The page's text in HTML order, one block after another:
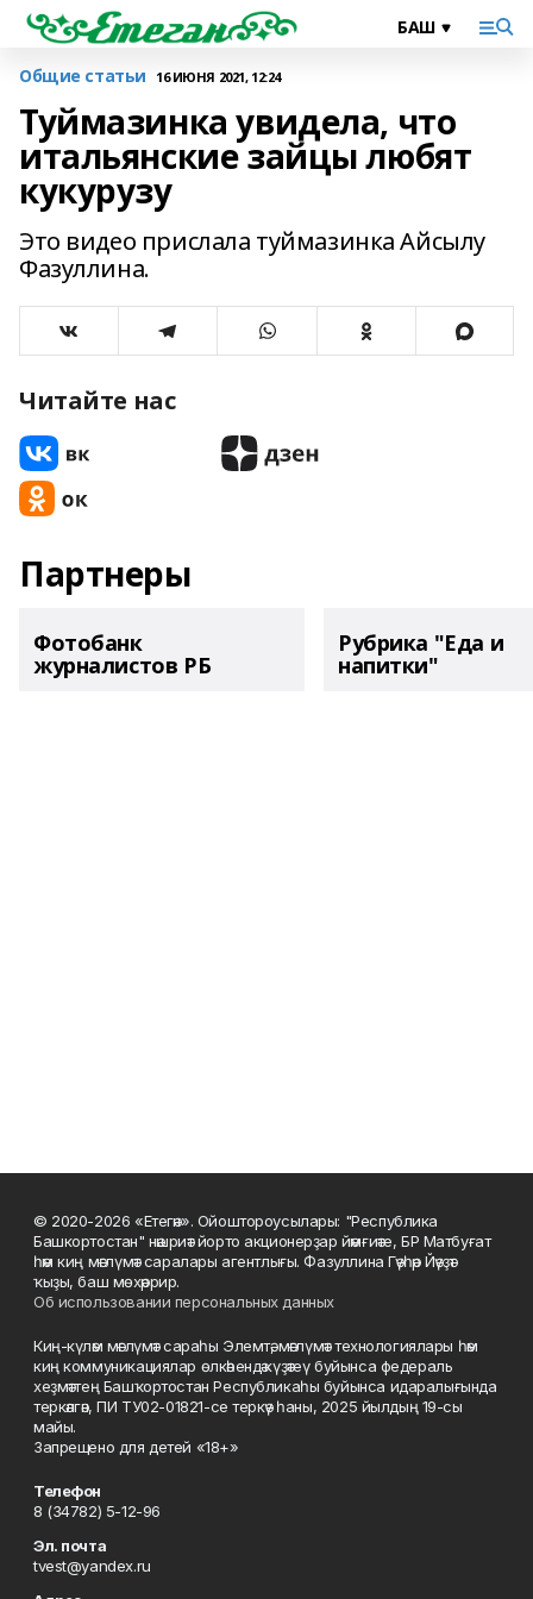
Общие статьи 16 ИЮНЯ 2021, 12:24
Туймазинка увидела, что
итальянские зайцы любят
кукурузу
Это видео прислала туймазинка Айсылу
Фазуллина.
Читайте нас
Партнеры
Фотобанк
журналистов РБ
Рубрика "Еда и
напитки"
© 2020-2026 «Етегән». Ойоштороусылары: "Республика
Башкортостан" нәшриәт йорто акционерҙар йәмғиәте, БР Матбуғат
һәм киң мәғлүмәт саралары агентлығы. Фазуллина Гәүһәр Йәүҙәт
ҡыҙы, баш мөхәррир.
Об использовании персональных данных
Киң-күләм мәғлүмәт сараһы Элемтә, мәғлүмәт технологиялары һәм
киң коммуникациялар өлкәһендә күҙәтеү буйынса федераль
хеҙмәттең Башҡортостан Республикаһы буйынса идаралығында
теркәлгән, ПИ ТУ02-01821-се теркәү һаны, 2025 йылдың 19-сы
майы.
Запрещено для детей «18+»
Телефон
8 (34782) 5-12-96
Эл. почта
tvest@yandex.ru